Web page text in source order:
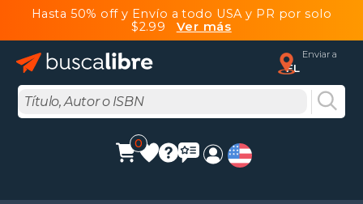
Hasta 50% off y Envío a todo USA y PR por solo
$2.99 Ver más
Enviar a
FL
0